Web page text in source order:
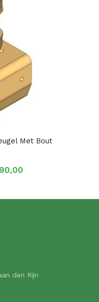
Met Bout
Prijsklasse:
den Rijn